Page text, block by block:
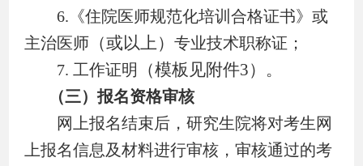
6. 《住院医师规范化培训合格证书》或
主治医师 （或以上）专业技术职称证；
7. 工作证明 （模板见附件3）
。
（三）报名资格审核
网上报名结束后，研究生院将对考生网
上报名信息及材料进行审核，审核通过的考